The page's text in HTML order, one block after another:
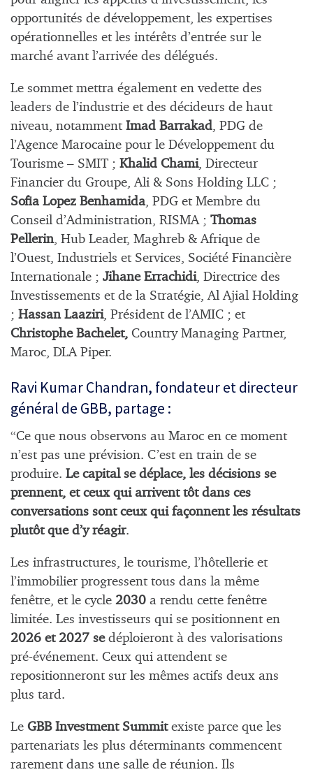
opportunités de développement, les expertises
opérationnelles et les intérêts d’entrée sur le
marché avant l’arrivée des délégués.
Le sommet mettra également en vedette des
leaders de l’industrie et des décideurs de haut
niveau, notamment Imad Barrakad, PDG de
l’Agence Marocaine pour le Développement du
Tourisme – SMIT ; Khalid Chami, Directeur
Financier du Groupe, Ali & Sons Holding LLC ;
Sofia Lopez Benhamida, PDG et Membre du
Conseil d’Administration, RISMA ; Thomas
Pellerin, Hub Leader, Maghreb & Afrique de
l’Ouest, Industriels et Services, Société Financière
Internationale ; Jihane Errachidi, Directrice des
Investissements et de la Stratégie, Al Ajial Holding
; Hassan Laaziri, Président de l’AMIC ; et
Christophe Bachelet, Country Managing Partner,
Maroc, DLA Piper.
Ravi Kumar Chandran, fondateur et directeur
général de GBB, partage :
“Ce que nous observons au Maroc en ce moment
n’est pas une prévision. C’est en train de se
produire. Le capital se déplace, les décisions se
prennent, et ceux qui arrivent tôt dans ces
conversations sont ceux qui façonnent les résultats
plutôt que d’y réagir.
Les infrastructures, le tourisme, l’hôtellerie et
l’immobilier progressent tous dans la même
fenêtre, et le cycle 2030 a rendu cette fenêtre
limitée. Les investisseurs qui se positionnent en
2026 et 2027 se déploieront à des valorisations
pré-événement. Ceux qui attendent se
repositionneront sur les mêmes actifs deux ans
plus tard.
Le GBB Investment Summitexiste parce que les
partenariats les plus déterminants commencent
rarement dans une salle de réunion. Ils